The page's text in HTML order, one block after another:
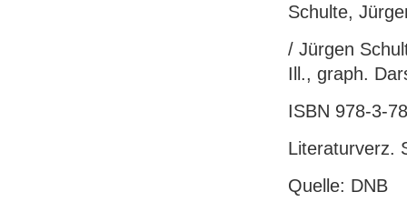
Schulte,
/ Jürgen
Ill., graph.
ISBN 978-3-
Literaturverz.
Quelle: DNB